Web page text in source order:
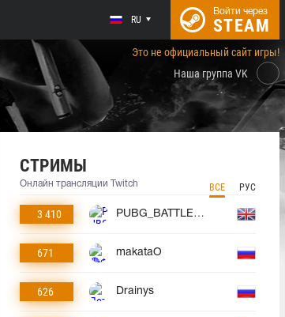
RU
Войти через
STEAM
Это не официальный сайт игры!
Наша группа VK
СТРИМЫ
Онлайн трансляции Twitch ВСЕ РУС
3 410 PUBG_BATTLEGROUNDS
671 makataO
626 Drainys